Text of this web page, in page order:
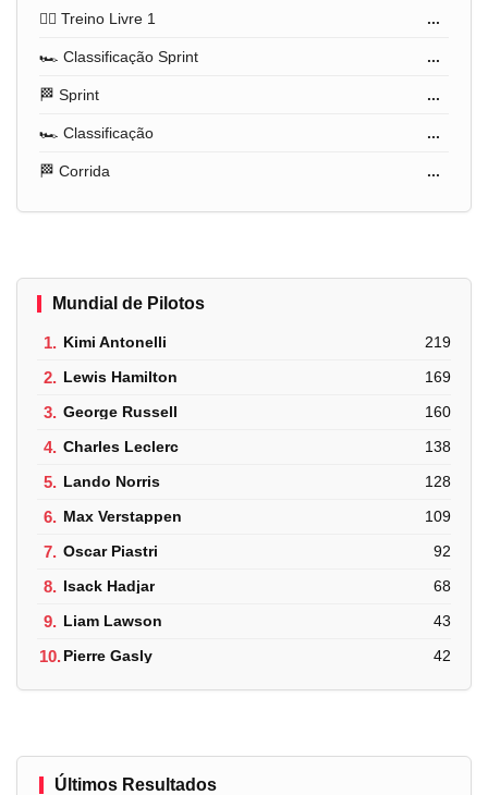
🏋️‍♂️ Treino Livre 1
...
🏎️ Classificação Sprint ...
🏁 Sprint ...
🏎️ Classificação ...
🏁 Corrida ...
Mundial de Pilotos
1. Kimi Antonelli 219
2. Lewis Hamilton 169
3. George Russell 160
4. Charles Leclerc 138
5. Lando Norris 128
6. Max Verstappen 109
7. Oscar Piastri 92
8. Isack Hadjar 68
9. Liam Lawson 43
10.Pierre Gasly 42
Últimos Resultados